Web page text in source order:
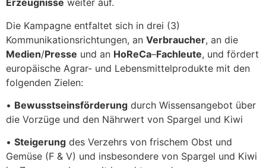
Erzeugnisse weiter auf.
Die Kampagne entfaltet sich in drei (3)
Kommunikationsrichtungen, an Verbraucher, an die
Medien/Presse und an HoReCa–Fachleute, und fördert
europäische Agrar- und Lebensmittelprodukte mit den
folgenden Zielen:
• Bewusstseinsförderung durch Wissensangebot über
die Vorzüge und den Nährwert von Spargel und Kiwi
• Steigerung des Verzehrs von frischem Obst und
Gemüse (F & V) und insbesondere von Spargel und Kiwi